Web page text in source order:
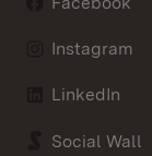
Instagram
LinkedIn
Social Wall